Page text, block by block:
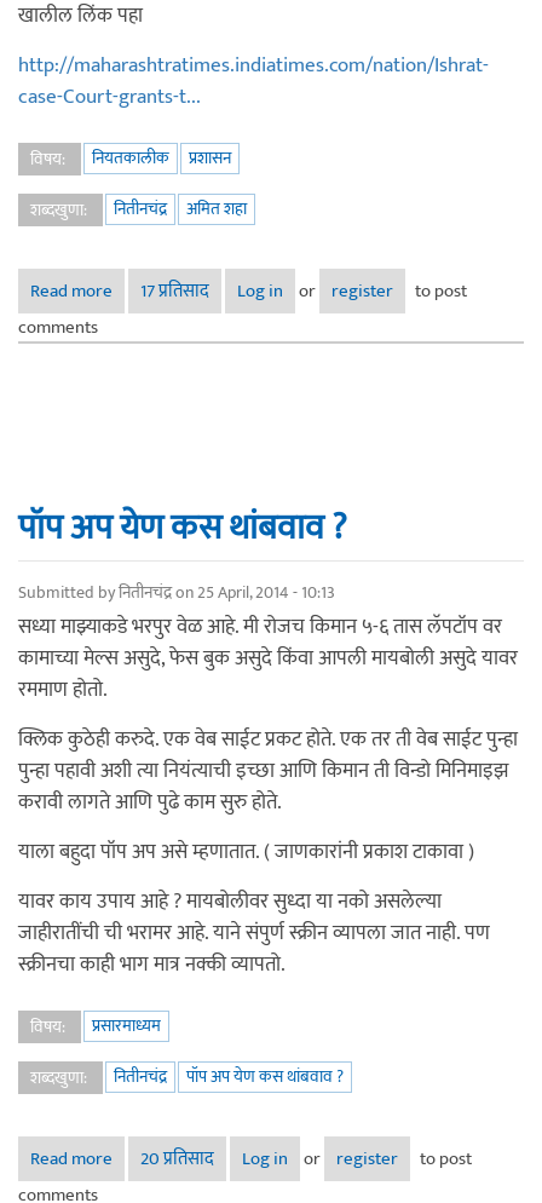
खालील लिंक पहा
http://maharashtratimes.indiatimes.com/nation/Ishrat-
case-Court-grants-t...
विषय: नियतकालीक
प्रशासन
शब्दखुणा:
नितीनचंद्र अमित शहा
Read more about इशरत प्रकरणात अमित शहा यांना क्लीन चिट
17 प्रतिसाद Log in or register
to post
comments
पॉप अप येण कस थांबवाव ?
Submitted byनितीनचंद्रon 25 April, 2014 - 10:13
सध्या माझ्याकडे भरपुर वेळ आहे. मी रोजच किमान ५-६ तास लॅपटॉप वर
कामाच्या मेल्स असुदे, फेस बुक असुदे किंवा आपली मायबोली असुदे यावर
रममाण होतो.
क्लिक कुठेही करुदे. एक वेब साईट प्रकट होते. एक तर ती वेब साईट पुन्हा
पुन्हा पहावी अशी त्या नियंत्याची इच्छा आणि किमान ती विन्डो मिनिमाइझ
करावी लागते आणि पुढे काम सुरु होते.
याला बहुदा पॉप अप असे म्हणातात. ( जाणकारांनी प्रकाश टाकावा )
यावर काय उपाय आहे ? मायबोलीवर सुध्दा या नको असलेल्या
जाहीरातींची ची भरामर आहे. याने संपुर्ण स्क्रीन व्यापला जात नाही. पण
स्क्रीनचा काही भाग मात्र नक्की व्यापतो.
विषय:
प्रसारमाध्यम
शब्दखुणा:
नितीनचंद्र पॉप अप येण कस थांबवाव ?
Read more about पॉप अप येण कस थांबवाव ?
20 प्रतिसाद Log in or register
to post
comments